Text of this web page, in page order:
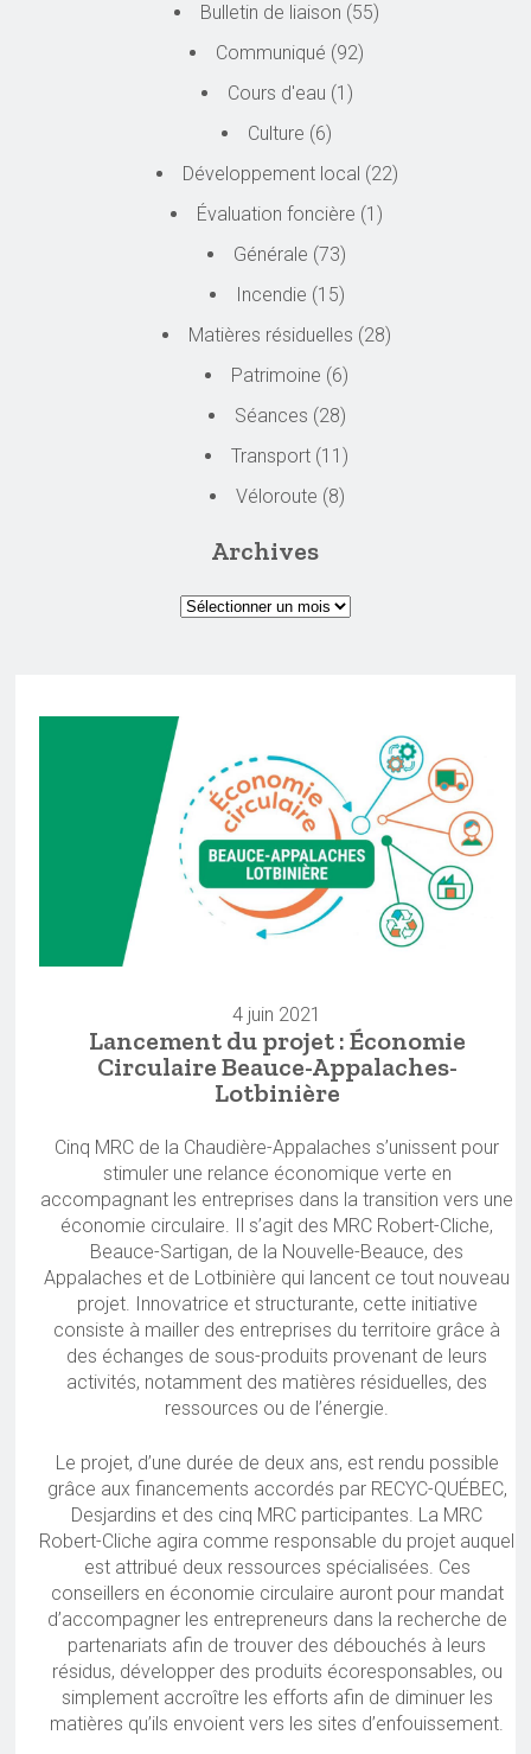
Bulletin de liaison (55)
Communiqué (92)
Cours d'eau (1)
Culture (6)
Développement local (22)
Évaluation foncière (1)
Générale (73)
Incendie (15)
Matières résiduelles (28)
Patrimoine (6)
Séances (28)
Transport (11)
Véloroute (8)
Archives
4 juin 2021
Lancement du projet : Économie
Circulaire Beauce-Appalaches-
Lotbinière
Cinq MRC de la Chaudière-Appalaches s’unissent pour
stimuler une relance économique verte en
accompagnant les entreprises dans la transition vers une
économie circulaire. Il s’agit des MRC Robert-Cliche,
Beauce-Sartigan, de la Nouvelle-Beauce, des
Appalaches et de Lotbinière qui lancent ce tout nouveau
projet. Innovatrice et structurante, cette initiative
consiste à mailler des entreprises du territoire grâce à
des échanges de sous-produits provenant de leurs
activités, notamment des matières résiduelles, des
ressources ou de l’énergie.
Le projet, d’une durée de deux ans, est rendu possible
grâce aux financements accordés par RECYC-QUÉBEC,
Desjardins et des cinq MRC participantes. La MRC
Robert-Cliche agira comme responsable du projet auquel
est attribué deux ressources spécialisées. Ces
conseillers en économie circulaire auront pour mandat
d’accompagner les entrepreneurs dans la recherche de
partenariats afin de trouver des débouchés à leurs
résidus, développer des produits écoresponsables, ou
simplement accroître les efforts afin de diminuer les
matières qu’ils envoient vers les sites d’enfouissement.